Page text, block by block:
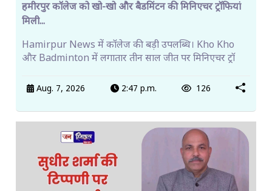
हमीरपुर कॉलेज को खो-खो और बैडमिंटन की मिनिएचर ट्रॉफियां
मिली...
Hamirpur News में कॉलेज की बड़ी उपलब्धि। Kho Kho
और Badminton में लगातार तीन साल जीत पर मिनिएचर ट्रॉ
Aug. 7, 2026 2:47 p.m. 126